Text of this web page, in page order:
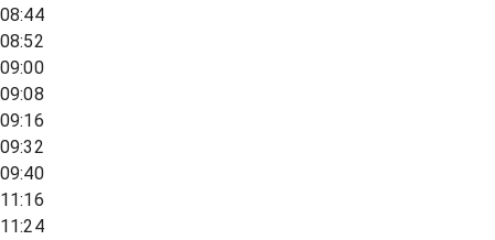
08:44
08:52
09:00
09:08
09:16
09:32
09:40
11:16
11:24